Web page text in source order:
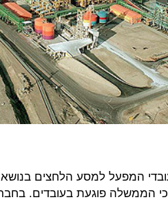
המפעל למסע הלחצים בנושא,
הממשלה פוגעת בעובדים.